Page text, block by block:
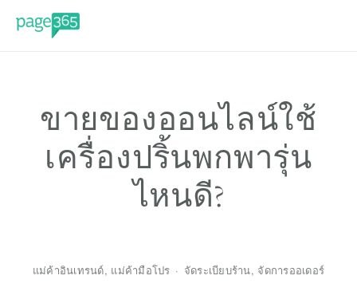
ขายของออนไลน์ใช้
เครื่องปริ้นพกพารุ่น
ไหนดี?
แม่ค้าอินเทรนด์, แม่ค้ามือโปร จัดระเบียบร้าน, จัดการออเดอร์